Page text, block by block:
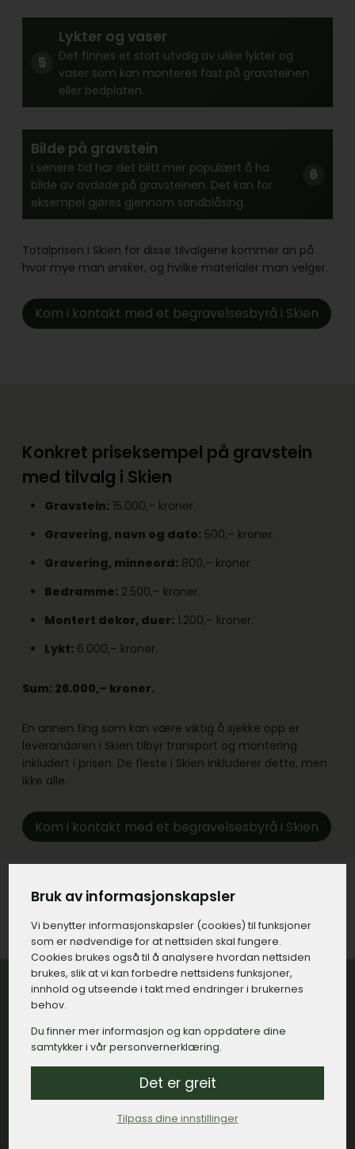
Lykter og vaser
Det finnes et stort utvalg av ulike lykter og
vaser som kan monteres fast på gravsteinen
eller bedplaten.
Bilde på gravstein
I senere tid har det blitt mer populært å ha
bilde av avdøde på gravsteinen. Det kan for
eksempel gjøres gjennom sandblåsing.
Totalprisen i Skien for disse tilvalgene kommer an på
hvor mye man ønsker, og hvilke materialer man velger.
Kom i kontakt med et begravelsesbyrå i Skien
Konkret priseksempel på gravstein
med tilvalg i Skien
Gravstein: 15.000,– kroner.
Gravering, navn og dato: 500,– kroner.
Gravering, minneord: 800,– kroner.
Bedramme: 2.500,– kroner.
Montert dekor, duer: 1.200,– kroner.
Lykt: 6.000,– kroner.
Sum: 26.000,– kroner.
En annen ting som kan være viktig å sjekke opp er
leverandøren i Skien tilbyr transport og montering
inkludert i prisen. De fleste i Skien inkluderer dette, men
ikke alle.
Kom i kontakt med et begravelsesbyrå i Skien
Hvordan velge riktig
begravelsesbyrå i Skien?
Å velge riktig begravelsesbyrå i Skien er en tøff,
men viktig avgjørelse i en vanskelig tid. Det er
Bruk av informasjonskapsler
Vi benytter informasjons­kapsler (cookies) til funksjoner
som er nødvendige for at nettsiden skal fungere.
Cookies brukes også til å analysere hvordan nettsiden
brukes, slik at vi kan forbedre nettsidens funksjoner,
innhold og utseende i takt med endringer i brukernes
behov.
Du finner mer informasjon og kan oppdatere dine
samtykker i vår personvernerklæring.
Det er greit
Tilpass dine innstillinger